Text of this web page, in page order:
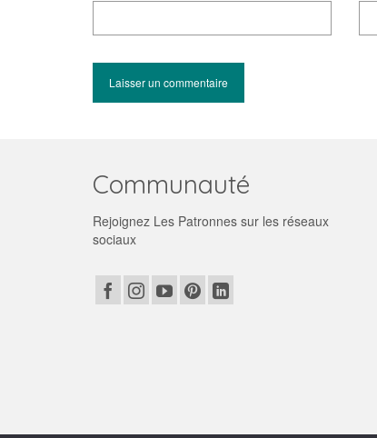
Communauté
Rejoignez Les Patronnes sur les réseaux
sociaux